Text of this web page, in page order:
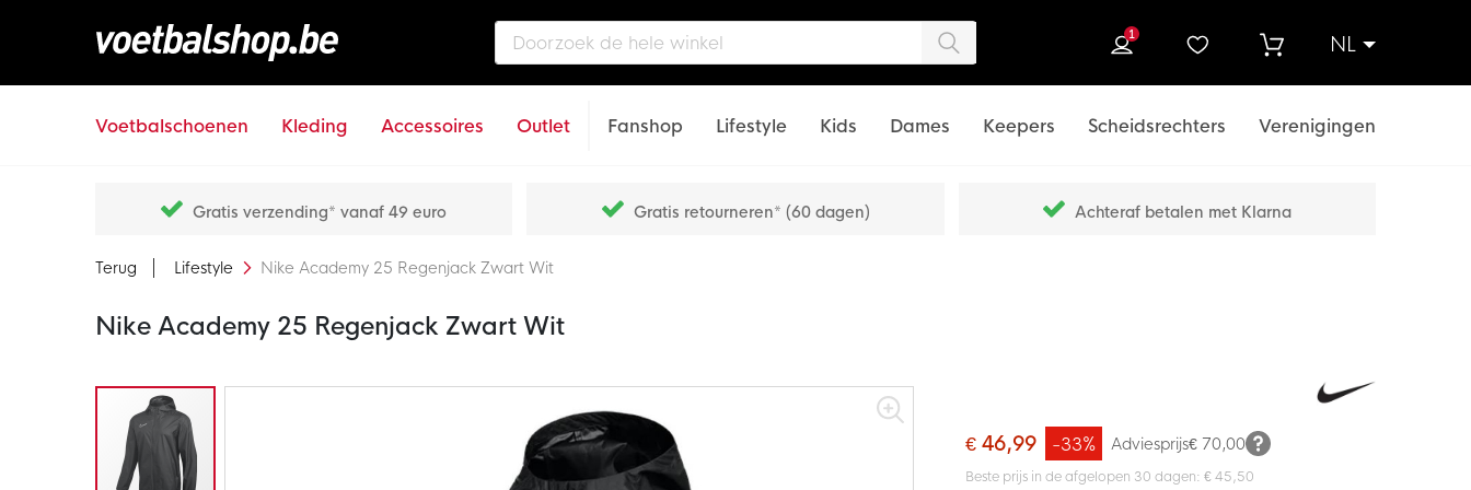
NL
1
Voetbalschoenen Kleding Accessoires Outlet Fanshop Lifestyle Kids Dames Keepers Scheidsrechters Verenigingen
Gratis verzending* vanaf 49 euro Gratis retourneren* (60 dagen) Achteraf betalen met Klarna
Terug Lifestyle Nike Academy 25 Regenjack Zwart Wit
Nike Academy 25 Regenjack Zwart Wit
Ga
€ 46,99 Adviesprijs€ 70,00
-33%
Beste prijs in de afgelopen 30 dagen: € 45,50